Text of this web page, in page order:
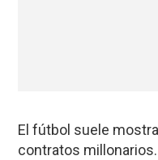
El fútbol suele
contratos